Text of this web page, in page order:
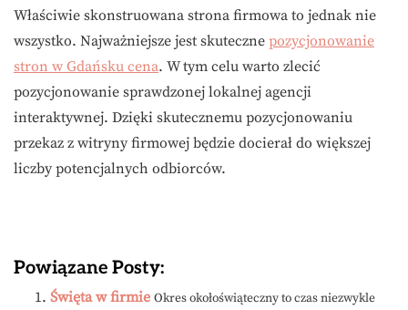
Właściwie skonstruowana strona firmowa to jednak nie
wszystko. Najważniejsze jest skuteczne pozycjonowanie
stron w Gdańsku cena. W tym celu warto zlecić
pozycjonowanie sprawdzonej lokalnej agencji
interaktywnej. Dzięki skutecznemu pozycjonowaniu
przekaz z witryny firmowej będzie docierał do większej
liczby potencjalnych odbiorców.
Powiązane Posty:
Święta w firmie Okres okołoświąteczny to czas niezwykle